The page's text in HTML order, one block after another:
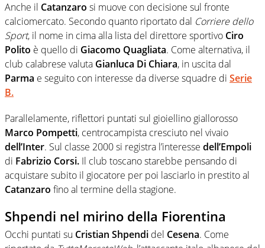
Anche il Catanzaro si muove con decisione sul fronte
calciomercato. Secondo quanto riportato dal Corriere dello
Sport, il nome in cima alla lista del direttore sportivo Ciro
Polito è quello di Giacomo Quagliata. Come alternativa, il
club calabrese valuta Gianluca Di Chiara, in uscita dal
Parma e seguito con interesse da diverse squadre di Serie
B.
Parallelamente, riflettori puntati sul gioiellino giallorosso
Marco Pompetti, centrocampista cresciuto nel vivaio
dell’Inter. Sul classe 2000 si registra l’interesse dell’Empoli
di Fabrizio Corsi. Il club toscano starebbe pensando di
acquistare subito il giocatore per poi lasciarlo in prestito al
Catanzaro fino al termine della stagione.
Shpendi nel mirino della Fiorentina
Occhi puntati su Cristian Shpendi del Cesena. Come